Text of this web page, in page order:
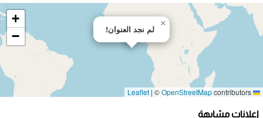
لم نجد العنوان!
×
+
−
| ©OpenStreetMapcontributors
إعلانات مشابهة